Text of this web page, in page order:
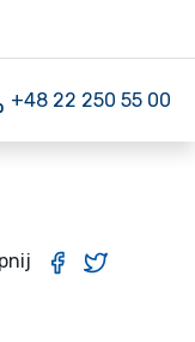
+48 22 250 55 00